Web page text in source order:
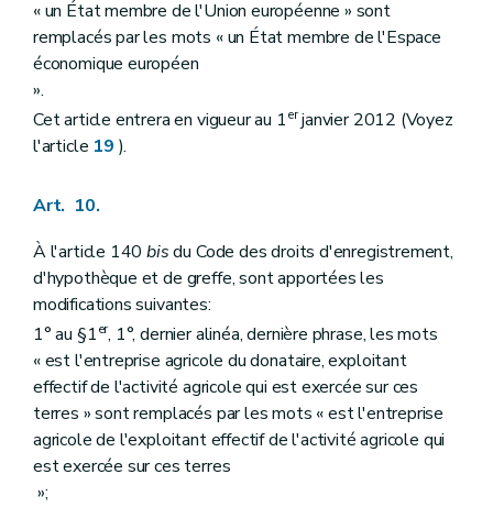
« un État membre de l'Union européenne » sont
remplacés par les mots « un État membre de l'Espace
économique européen
».
Cet article entrera en vigueur au 1erjanvier 2012 (Voyez
l'article 19 ).
Art. 10.
À l'article 140bisdu Code des droits d'enregistrement,
d'hypothèque et de greffe, sont apportées les
modifications suivantes:
1° au §1er, 1°, dernier alinéa, dernière phrase, les mots
« est l'entreprise agricole du donataire, exploitant
effectif de l'activité agricole qui est exercée sur ces
terres » sont remplacés par les mots « est l'entreprise
agricole de l'exploitant effectif de l'activité agricole qui
est exercée sur ces terres
»;